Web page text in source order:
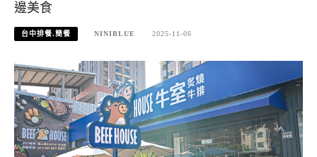
邊美食
台中排餐.簡餐 NINIBLUE 2025-11-06